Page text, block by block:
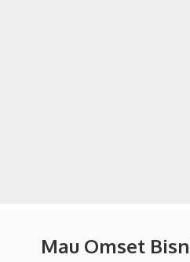
Mau Omset